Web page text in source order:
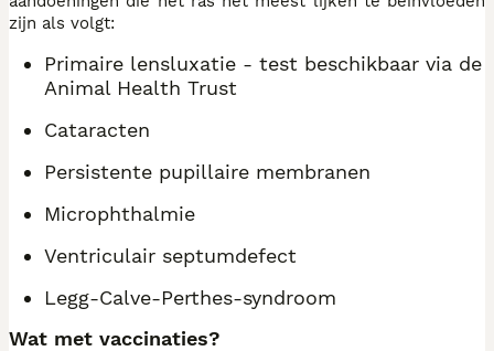
zijn als volgt:
Primaire lensluxatie - test beschikbaar via de
Animal Health Trust
Cataracten
Persistente pupillaire membranen
Microphthalmie
Ventriculair septumdefect
Legg-Calve-Perthes-syndroom
Wat met vaccinaties?